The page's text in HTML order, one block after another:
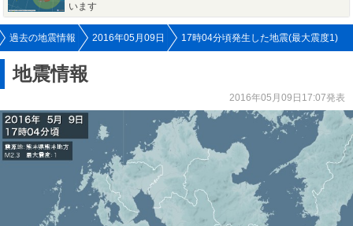
います
過去の地震情報 2016年05月09日 17時04分頃発生した地震(最大震度1)
地震情報
2016年05月09日17:07発表